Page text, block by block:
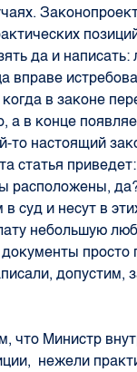
да и
вправе
в законе
а в конце
то настоящий
статья
расположены,
суд и несут в
небольшую
просто
что Министр
нежели